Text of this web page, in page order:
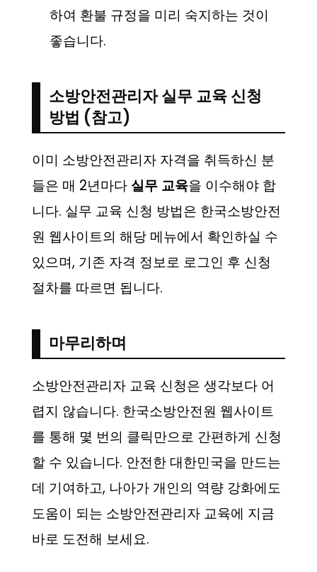
하여 환불 규정을 미리 숙지하는 것이
좋습니다.
소방안전관리자 실무 교육 신청
방법 (참고)
이미 소방안전관리자 자격을 취득하신 분
들은 매 2년마다 실무 교육을 이수해야 합
니다. 실무 교육 신청 방법은 한국소방안전
원 웹사이트의 해당 메뉴에서 확인하실 수
있으며, 기존 자격 정보로 로그인 후 신청
절차를 따르면 됩니다.
마무리하며
소방안전관리자 교육 신청은 생각보다 어
렵지 않습니다. 한국소방안전원 웹사이트
를 통해 몇 번의 클릭만으로 간편하게 신청
할 수 있습니다. 안전한 대한민국을 만드는
데 기여하고, 나아가 개인의 역량 강화에도
도움이 되는 소방안전관리자 교육에 지금
바로 도전해 보세요.